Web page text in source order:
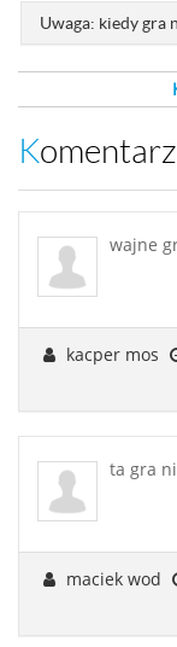
Uwaga: kiedy gra
wajne
kacper mos
ta gra
maciek wod